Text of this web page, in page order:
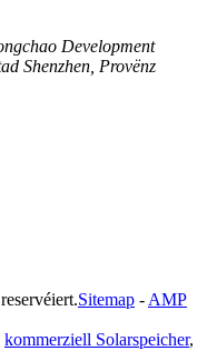
Development
Shenzhen, Provënz
Sitemap - AMP
kommerziell Solarspeicher,